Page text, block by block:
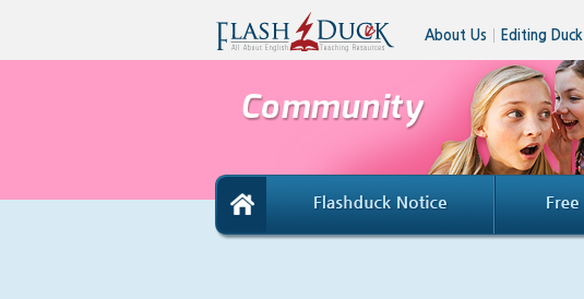
About Us Editing Duck